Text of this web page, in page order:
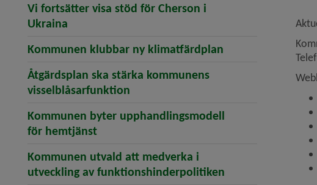
Vi fortsätter visa stöd för Cherson i
Ukraina (öppnar artikeln Vi fortsätter visa stöd för
Kommunen klubbar ny klimatfärdplan (öppnar artikeln
Åtgärdsplan ska stärka kommunens
visselblåsarfunktion
Kommunen byter upphandlings­modell
för hemtjänst(öppnar artikeln Kommunen byter
Kommunen utvald att medverka i
utveckling av funktionshinder­politiken (öppnar artikeln